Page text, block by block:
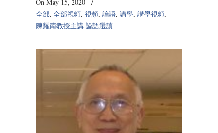
On May 15, 2020
/
全部, 全部視頻, 視頻, 論語, 講學, 講學視頻,
陳耀南教授主講 論語選讀